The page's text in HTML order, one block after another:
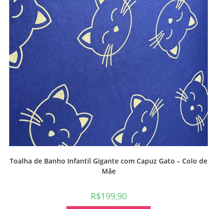
Toalha de Banho Infantil Gigante com Capuz Gato – Colo de
Mãe
R$199,90